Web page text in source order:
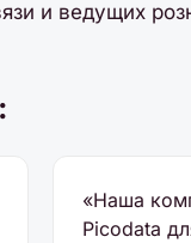
и ведущих
«Наша
Picodata